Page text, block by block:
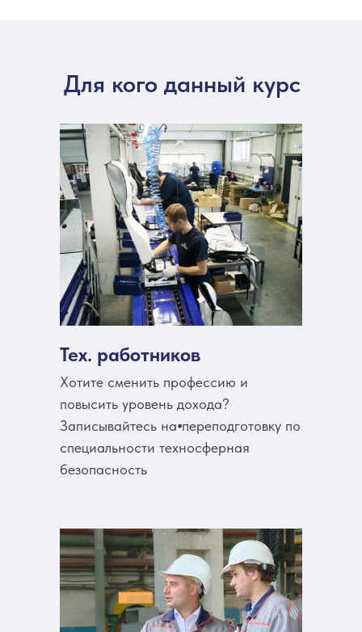
Для кого данный курс
Тех. работников
Хотите сменить профессию и
повысить уровень дохода?
Записывайтесь на⦁переподготовку по
специальности техносферная
безопасность